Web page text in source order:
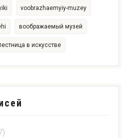
voobrazhaemyiy-muzey
воображаемый музей
в искусстве